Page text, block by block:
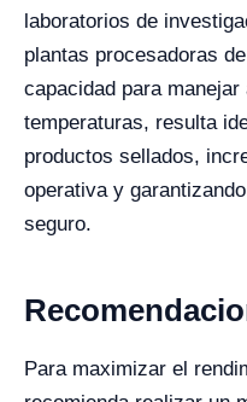
laboratorios de
plantas procesadoras
capacidad para
temperaturas, resulta
productos sellados,
operativa y
seguro.
Para maximizar el